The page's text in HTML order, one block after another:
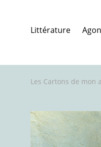
Littérature
Les Cartons de mon